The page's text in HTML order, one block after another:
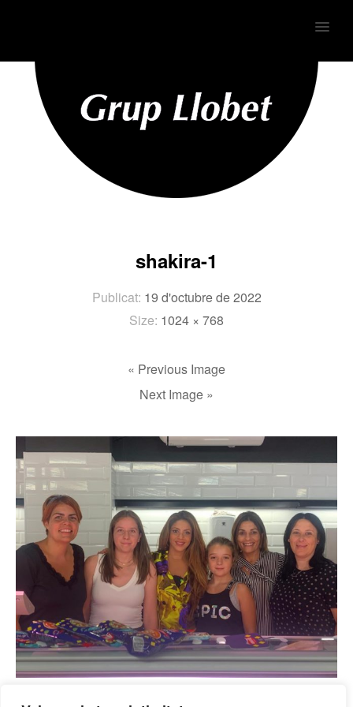
MENU
shakira-1
Publicat: 19 d'octubre de 2022
Size: 1024 × 768
« Previous Image
Next Image »